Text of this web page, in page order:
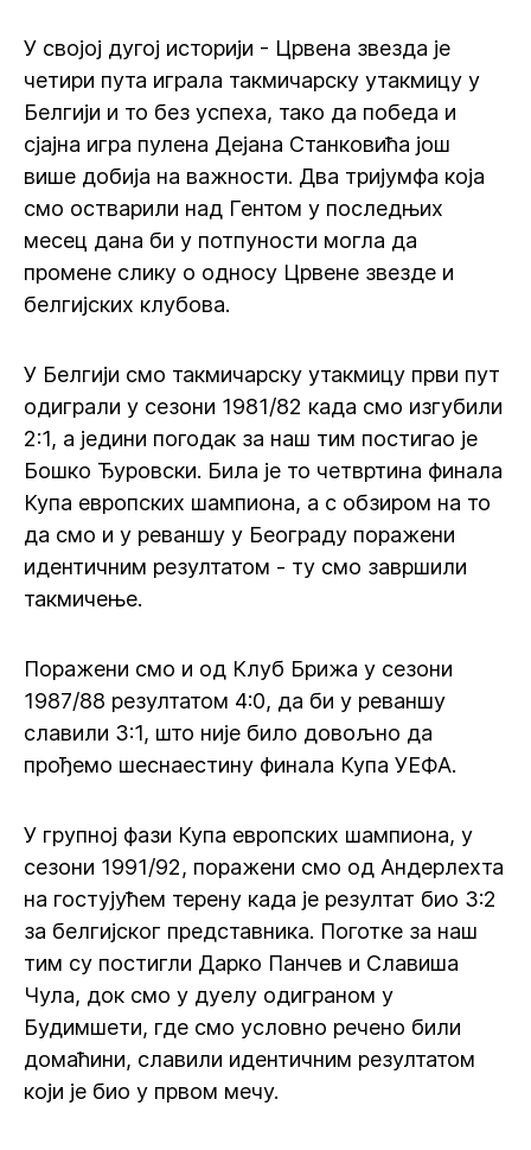
У својој дугој историји - Црвена звезда је
четири пута играла такмичарску утакмицу у
Белгији и то без успеха, тако да победа и
сјајна игра пулена Дејана Станковића још
више добија на важности. Два тријумфа која
смо остварили над Гентом у последњих
месец дана би у потпуности могла да
промене слику о односу Црвене звезде и
белгијских клубова.
У Белгији смо такмичарску утакмицу први пут
одиграли у сезони 1981/82 када смо изгубили
2:1, а једини погодак за наш тим постигао је
Бошко Ђуровски. Била је то четвртина финала
Купа европских шампиона, а с обзиром на то
да смо и у реваншу у Београду поражени
идентичним резултатом - ту смо завршили
такмичење.
Поражени смо и од Клуб Брижа у сезони
1987/88 резултатом 4:0, да би у реваншу
славили 3:1, што није било довољно да
прођемо шеснаестину финала Купа УЕФА.
У групној фази Купа европских шампиона, у
сезони 1991/92, поражени смо од Андерлехта
на гостујућем терену када је резултат био 3:2
за белгијског представника. Поготке за наш
тим су постигли Дарко Панчев и Славиша
Чула, док смо у дуелу одиграном у
Будимшети, где смо условно речено били
домаћини, славили идентичним резултатом
који је био у првом мечу.